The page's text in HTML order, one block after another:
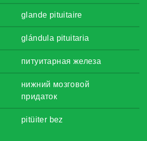
glande pituitaire
glándula pituitaria
питуитарная железа
нижний мозговой
придаток
pitüiter bez